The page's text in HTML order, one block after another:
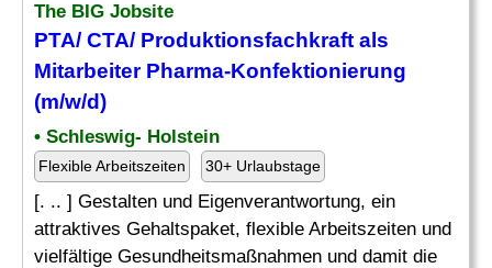
The BIG Jobsite
PTA/ CTA/ Produktionsfachkraft als
Mitarbeiter Pharma-Konfektionierung
(m/w/d)
• Schleswig- Holstein
Flexible Arbeitszeiten 30+ Urlaubstage
[. .. ] Gestalten und Eigenverantwortung, ein
attraktives Gehaltspaket, flexible Arbeitszeiten und
vielfältige Gesundheitsmaßnahmen und damit die